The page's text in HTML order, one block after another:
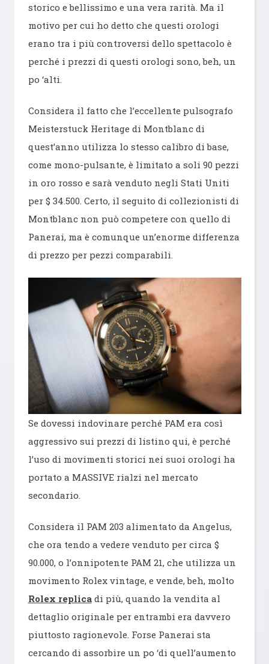
storico e bellissimo e una vera rarità. Ma il
motivo per cui ho detto che questi orologi
erano tra i più controversi dello spettacolo è
perché i prezzi di questi orologi sono, beh, un
po ‘alti.
Considera il fatto che l’eccellente pulsografo
Meisterstuck Heritage di Montblanc di
quest’anno utilizza lo stesso calibro di base,
come mono-pulsante, è limitato a soli 90 pezzi
in oro rosso e sarà venduto negli Stati Uniti
per $ 34.500. Certo, il seguito di collezionisti di
Montblanc non può competere con quello di
Panerai, ma è comunque un’enorme differenza
di prezzo per pezzi comparabili.
Se dovessi indovinare perché PAM era così
aggressivo sui prezzi di listino qui, è perché
l’uso di movimenti storici nei suoi orologi ha
portato a MASSIVE rialzi nel mercato
secondario.
Considera il PAM 203 alimentato da Angelus,
che ora tendo a vedere venduto per circa $
90.000, o l’onnipotente PAM 21, che utilizza un
movimento Rolex vintage, e vende, beh, molto
Rolex replicadi più, quando la vendita al
dettaglio originale per entrambi era davvero
piuttosto ragionevole. Forse Panerai sta
cercando di assorbire un po ‘di quell’aumento